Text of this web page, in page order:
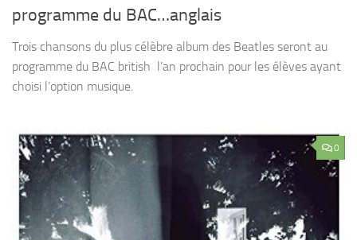
programme du BAC…anglais
Trois chansons du plus célèbre album des Beatles seront au
programme du BAC british l’an prochain pour les élèves ayant
choisi l’option musique.
0